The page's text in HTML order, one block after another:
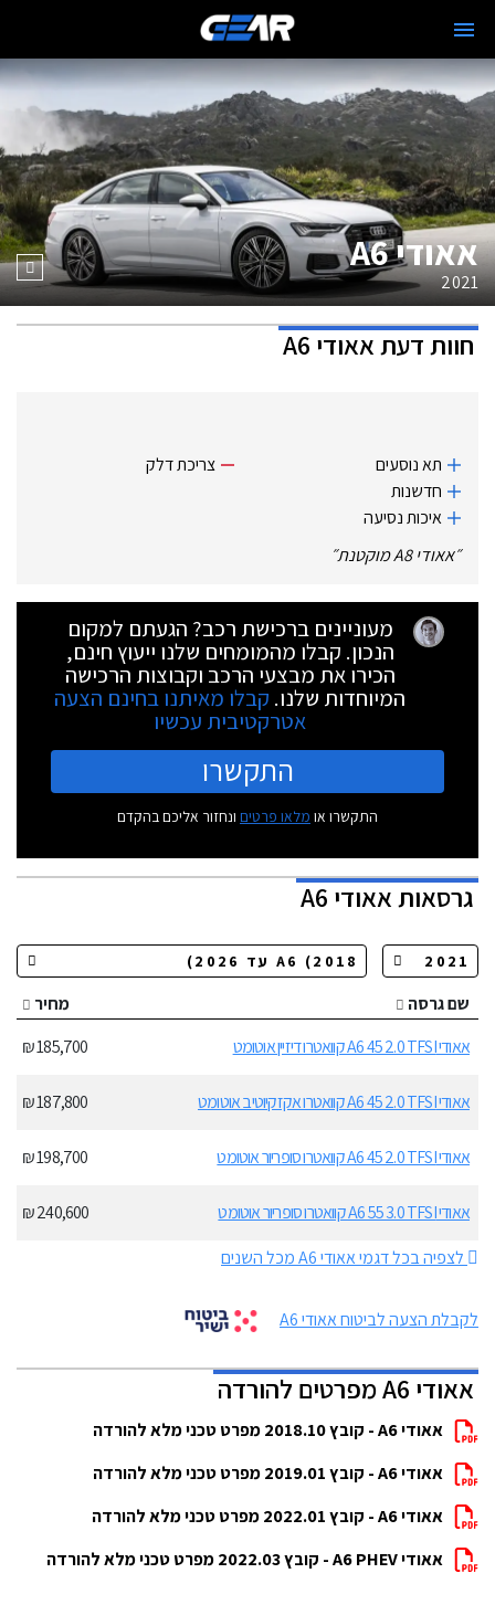
אאודי A6
2021
חוות דעתאאודי A6
תא נוסעים
חדשנות
איכות נסיעה
צריכת דלק
״אאודי A8 מוקטנת ״
מעוניינים ברכישת רכב? הגעתם למקום
הנכון. קבלו מהמומחים שלנו ייעוץ חינם,
הכירו את מבצעי הרכב וקבוצות הרכישה
המיוחדות שלנו. קבלו מאיתנו בחינם הצעה
אטרקטיבית עכשיו
התקשרו
התקשרו או מלאו פרטים ונחזור אליכם בהקדם
גרסאותאאודי A6
שם גרסה
מחיר
אאודי A6 45 2.0 TFSI קוואטרו דיזיין אוטומט
185,700 ₪
אאודי A6 45 2.0 TFSI קוואטרו אקזקיוטיב אוטומט 187,800 ₪
אאודי A6 45 2.0 TFSI קוואטרו סופריור אוטומט 198,700 ₪
אאודי A6 55 3.0 TFSI קוואטרו סופריור אוטומט
240,600 ₪
לצפיה בכל דגמי אאודי A6 מכל השנים
לקבלת הצעה לביטוח אאודי A6
אאודי A6 מפרטים להורדה
אאודי A6 - קובץ 2018.10 מפרט טכני מלא להורדה
אאודי A6 - קובץ 2019.01 מפרט טכני מלא להורדה
אאודי A6 - קובץ 2022.01 מפרט טכני מלא להורדה
אאודי A6 PHEV - קובץ 2022.03 מפרט טכני מלא להורדה